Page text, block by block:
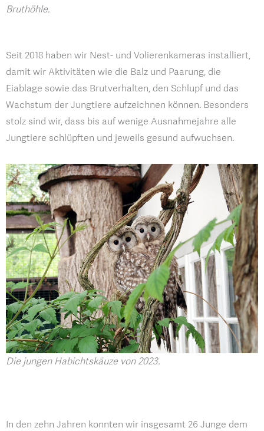
Bruthöhle.
Seit 2018 haben wir Nest- und Volierenkameras installiert,
damit wir Aktivitäten wie die Balz und Paarung, die
Eiablage sowie das Brutverhalten, den Schlupf und das
Wachstum der Jungtiere aufzeichnen können. Besonders
stolz sind wir, dass bis auf wenige Ausnahmejahre alle
Jungtiere schlüpften und jeweils gesund aufwuchsen.
Die jungen Habichtskäuze von 2023.
In den zehn Jahren konnten wir insgesamt 26 Junge dem